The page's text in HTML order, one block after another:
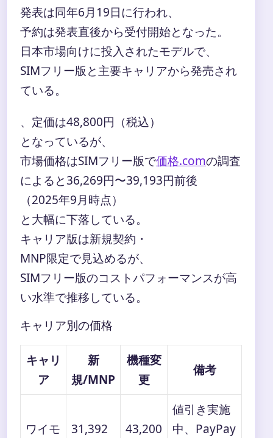
発表は同年6月19日に行われ、
予約は発表直後から受付開始となった。
日本市場向けに投入されたモデルで、
SIMフリー版と主要キャリアから発売され
ている。
、定価は48,800円（税込）
となっているが、
市場価格はSIMフリー版で価格.comの調査
によると36,269円〜39,193円前後
（2025年9月時点）
と大幅に下落している。
キャリア版は新規契約・
MNP限定で見込めるが、
SIMフリー版のコストパフォーマンスが高
い水準で推移している。
キャリア別の価格
キャリ
ア
新
規/MNP
機種変
更
備考
ワイモ
31,392
43,200
値引き実施
中、PayPay